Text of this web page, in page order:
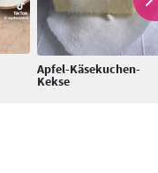
Apfel-Käsekuchen-
Kekse